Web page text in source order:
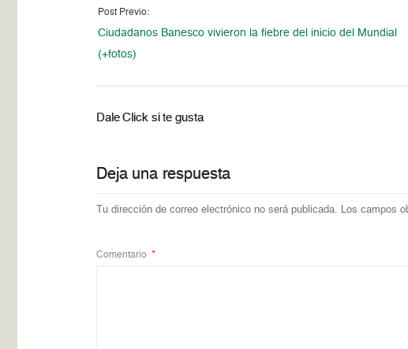
Post Previo:
Ciudadanos Banesco vivieron la fiebre del inicio del Mundial
(+fotos)
Dale Click si te gusta
Deja una respuesta
Tu dirección de correo electrónico no será publicada. Los campos
Comentario *